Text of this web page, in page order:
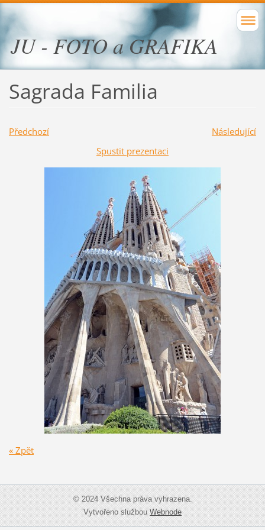
JU - FOTO a GRAFIKA
Sagrada Familia
Předchozí
Následující
Spustit prezentaci
« Zpět
© 2024 Všechna práva vyhrazena.
Vytvořeno službouWebnode